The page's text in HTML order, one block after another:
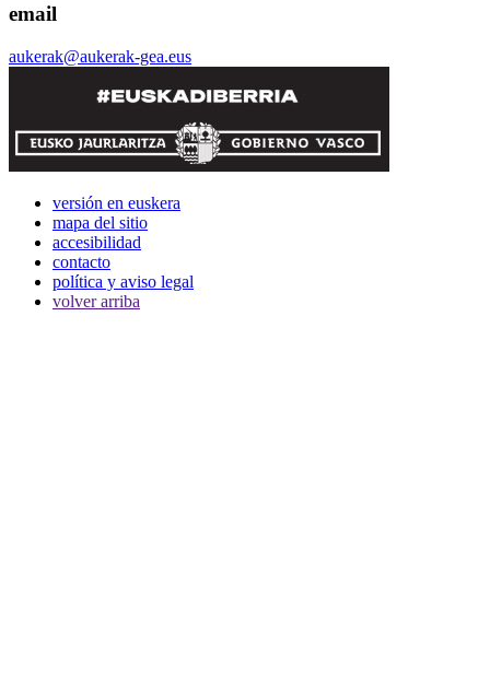
email
aukerak@aukerak-gea.eus
versión en euskera
mapa del sitio
accesibilidad
contacto
política y aviso legal
volver arriba